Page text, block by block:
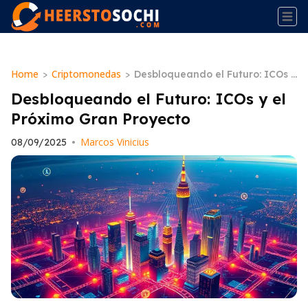
Home > Criptomonedas > Desbloqueando el Futuro: ICOs y
el Próximo Gran Proyecto
Desbloqueando el Futuro: ICOs y el
Próximo Gran Proyecto
08/09/2025 • Marcos Vinicius